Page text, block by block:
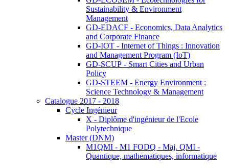
Sustainability & Environment
Management
GD-EDACF - Economics, Data Analytics
and Corporate Finance
GD-IOT - Internet of Things : Innovation
and Management Program (IoT)
GD-SCUP - Smart Cities and Urban
Policy
GD-STEEM - Energy Environment :
Science Technology & Management
Catalogue 2017 - 2018
Cycle Ingénieur
X - Diplôme d'ingénieur de l'Ecole
Polytechnique
Master (DNM)
M1QMI - M1 FODQ - Maj. QMI -
Quantique, mathematiques, informatique